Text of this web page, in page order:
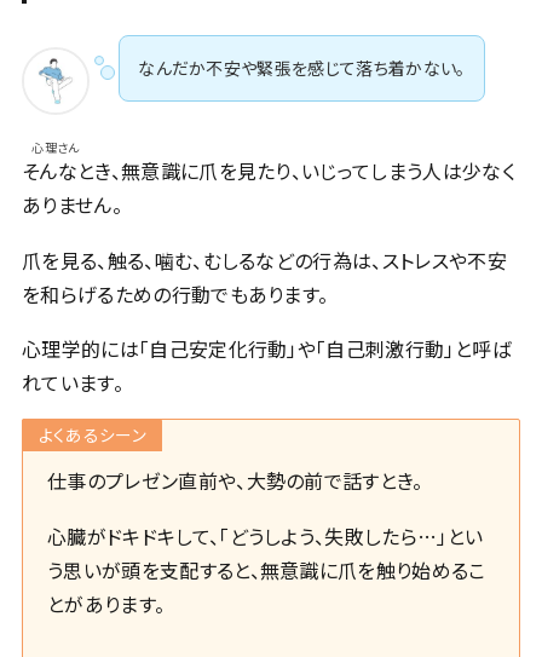
心理さん
なんだか不安や緊張を感じて落ち着かない。
そんなとき、無意識に爪を見たり、いじってしまう人は少なく
ありません。
爪を見る、触る、噛む、むしるなどの行為は、ストレスや不安
を和らげるための行動でもあります。
心理学的には「自己安定化行動」や「自己刺激行動」と呼ば
れています。
よくあるシーン
仕事のプレゼン直前や、大勢の前で話すとき。
心臓がドキドキして、「どうしよう、失敗したら…」とい
う思いが頭を支配すると、無意識に爪を触り始めるこ
とがあります。